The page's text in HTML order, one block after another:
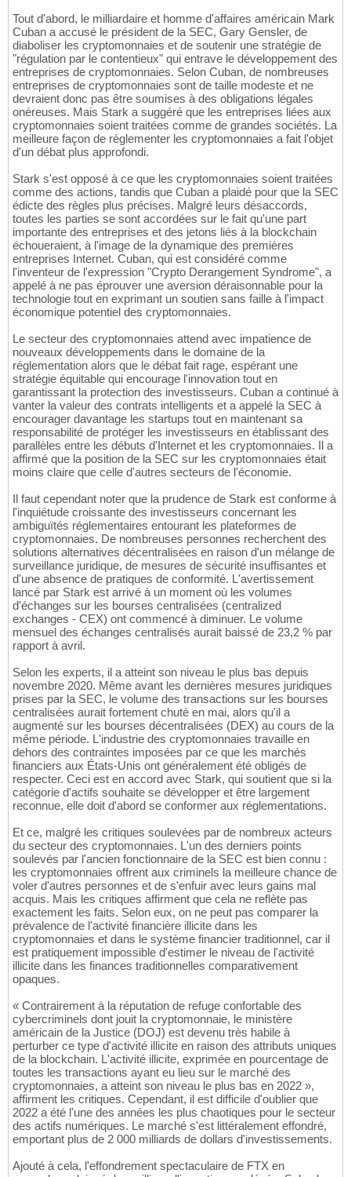
Tout d'abord, le milliardaire et homme d'affaires américain Mark
Cuban a accusé le président de la SEC, Gary Gensler, de
diaboliser les cryptomonnaies et de soutenir une stratégie de
"régulation par le contentieux" qui entrave le développement des
entreprises de cryptomonnaies. Selon Cuban, de nombreuses
entreprises de cryptomonnaies sont de taille modeste et ne
devraient donc pas être soumises à des obligations légales
onéreuses. Mais Stark a suggéré que les entreprises liées aux
cryptomonnaies soient traitées comme de grandes sociétés. La
meilleure façon de réglementer les cryptomonnaies a fait l'objet
d'un débat plus approfondi.
Stark s'est opposé à ce que les cryptomonnaies soient traitées
comme des actions, tandis que Cuban a plaidé pour que la SEC
édicte des règles plus précises. Malgré leurs désaccords,
toutes les parties se sont accordées sur le fait qu'une part
importante des entreprises et des jetons liés à la blockchain
échoueraient, à l'image de la dynamique des premières
entreprises Internet. Cuban, qui est considéré comme
l'inventeur de l'expression "Crypto Derangement Syndrome", a
appelé à ne pas éprouver une aversion déraisonnable pour la
technologie tout en exprimant un soutien sans faille à l'impact
économique potentiel des cryptomonnaies.
Le secteur des cryptomonnaies attend avec impatience de
nouveaux développements dans le domaine de la
réglementation alors que le débat fait rage, espérant une
stratégie équitable qui encourage l'innovation tout en
garantissant la protection des investisseurs. Cuban a continué à
vanter la valeur des contrats intelligents et a appelé la SEC à
encourager davantage les startups tout en maintenant sa
responsabilité de protéger les investisseurs en établissant des
parallèles entre les débuts d'Internet et les cryptomonnaies. Il a
affirmé que la position de la SEC sur les cryptomonnaies était
moins claire que celle d'autres secteurs de l'économie.
Il faut cependant noter que la prudence de Stark est conforme à
l'inquiétude croissante des investisseurs concernant les
ambiguïtés réglementaires entourant les plateformes de
cryptomonnaies. De nombreuses personnes recherchent des
solutions alternatives décentralisées en raison d'un mélange de
surveillance juridique, de mesures de sécurité insuffisantes et
d'une absence de pratiques de conformité. L'avertissement
lancé par Stark est arrivé à un moment où les volumes
d'échanges sur les bourses centralisées (centralized
exchanges - CEX) ont commencé à diminuer. Le volume
mensuel des échanges centralisés aurait baissé de 23,2 % par
rapport à avril.
Selon les experts, il a atteint son niveau le plus bas depuis
novembre 2020. Même avant les dernières mesures juridiques
prises par la SEC, le volume des transactions sur les bourses
centralisées aurait fortement chuté en mai, alors qu'il a
augmenté sur les bourses décentralisées (DEX) au cours de la
même période. L'industrie des cryptomonnaies travaille en
dehors des contraintes imposées par ce que les marchés
financiers aux États-Unis ont généralement été obligés de
respecter. Ceci est en accord avec Stark, qui soutient que si la
catégorie d'actifs souhaite se développer et être largement
reconnue, elle doit d'abord se conformer aux réglementations.
Et ce, malgré les critiques soulevées par de nombreux acteurs
du secteur des cryptomonnaies. L'un des derniers points
soulevés par l'ancien fonctionnaire de la SEC est bien connu :
les cryptomonnaies offrent aux criminels la meilleure chance de
voler d'autres personnes et de s'enfuir avec leurs gains mal
acquis. Mais les critiques affirment que cela ne reflète pas
exactement les faits. Selon eux, on ne peut pas comparer la
prévalence de l'activité financière illicite dans les
cryptomonnaies et dans le système financier traditionnel, car il
est pratiquement impossible d'estimer le niveau de l'activité
illicite dans les finances traditionnelles comparativement
opaques.
« Contrairement à la réputation de refuge confortable des
cybercriminels dont jouit la cryptomonnaie, le ministère
américain de la Justice (DOJ) est devenu très habile à
perturber ce type d'activité illicite en raison des attributs uniques
de la blockchain. L'activité illicite, exprimée en pourcentage de
toutes les transactions ayant eu lieu sur le marché des
cryptomonnaies, a atteint son niveau le plus bas en 2022 »,
affirment les critiques. Cependant, il est difficile d'oublier que
2022 a été l'une des années les plus chaotiques pour le secteur
des actifs numériques. Le marché s'est littéralement effondré,
emportant plus de 2 000 milliards de dollars d'investissements.
Ajouté à cela, l'effondrement spectaculaire de FTX en